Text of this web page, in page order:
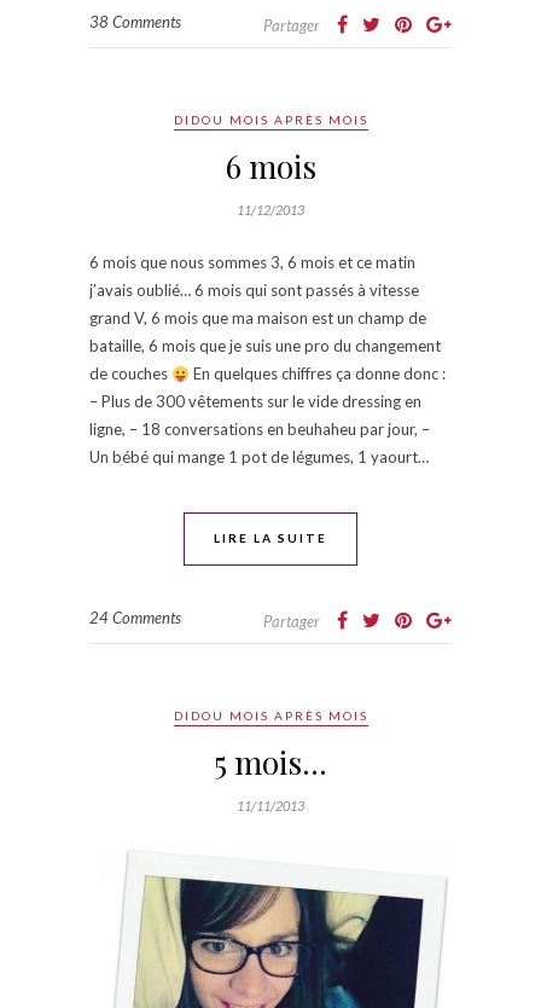
38 Comments Partager
DIDOU MOIS APRÈS MOIS
6 mois
11/12/2013
6 mois que nous sommes 3, 6 mois et ce matin
j’avais oublié… 6 mois qui sont passés à vitesse
grand V, 6 mois que ma maison est un champ de
bataille, 6 mois que je suis une pro du changement
de couches
En quelques chiffres ça donne donc :
– Plus de 300 vêtements sur le vide dressing en
ligne, – 18 conversations en beuhaheu par jour, –
Un bébé qui mange 1 pot de légumes, 1 yaourt…
LIRE LA SUITE
24 Comments Partager
DIDOU MOIS APRÈS MOIS
5 mois…
11/11/2013